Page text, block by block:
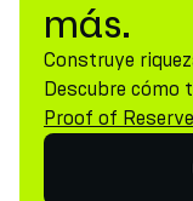
más.
Construye
Descubre cómo
Proof of